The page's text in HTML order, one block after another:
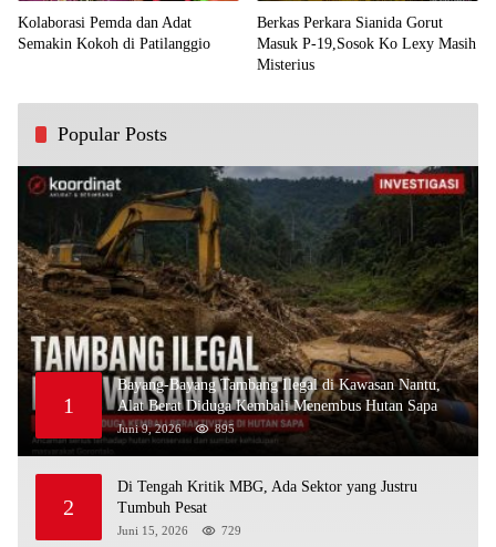
Kolaborasi Pemda dan Adat
Semakin Kokoh di Patilanggio
Berkas Perkara Sianida Gorut
Masuk P-19,Sosok Ko Lexy Masih
Misterius
Popular Posts
1
Bayang-Bayang Tambang Ilegal di Kawasan Nantu,
Alat Berat Diduga Kembali Menembus Hutan Sapa
Juni 9, 2026 895
2
Di Tengah Kritik MBG, Ada Sektor yang Justru
Tumbuh Pesat
Juni 15, 2026 729